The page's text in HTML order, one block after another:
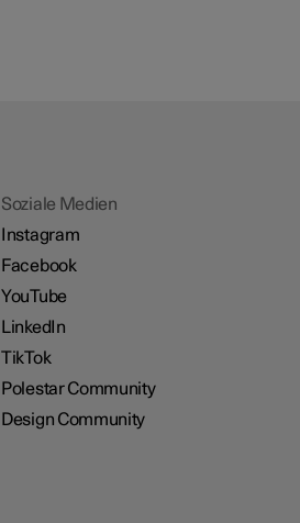
Soziale Medien
Instagram
Facebook
YouTube
LinkedIn
TikTok
Polestar Community
Design Community